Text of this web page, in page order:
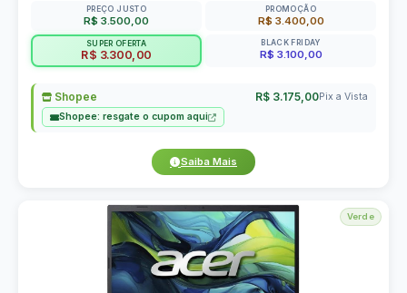
PREÇO JUSTO
R$ 3.500,00
PROMOÇÃO
R$ 3.400,00
SUPER OFERTA
R$ 3.300,00
BLACK FRIDAY
R$ 3.100,00
Shopee R$ 3.175,00Pix a Vista
Shopee: resgate o cupom aqui
Saiba Mais
Verde